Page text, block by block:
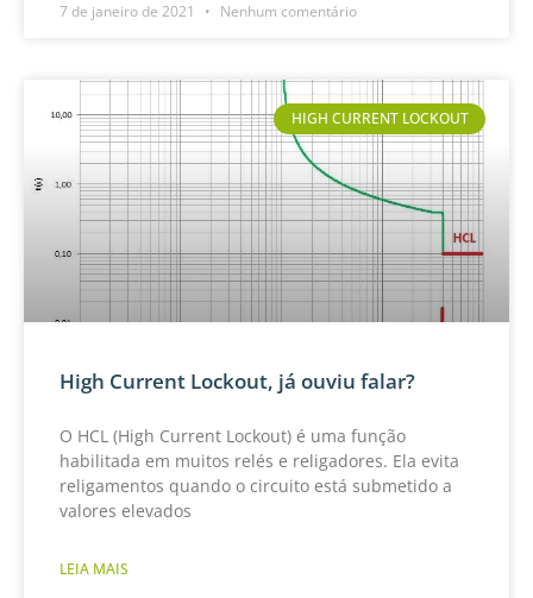
7 de janeiro de 2021 Nenhum comentário
HIGH CURRENT LOCKOUT
High Current Lockout, já ouviu falar?
O HCL (High Current Lockout) é uma função
habilitada em muitos relés e religadores. Ela evita
religamentos quando o circuito está submetido a
valores elevados
LEIA MAIS